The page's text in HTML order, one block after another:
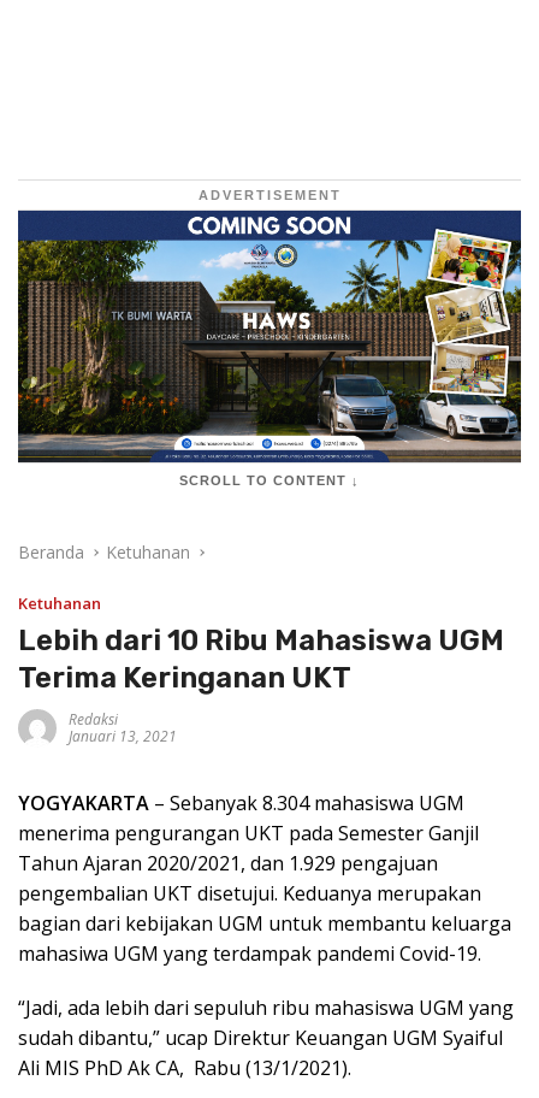
ADVERTISEMENT
SCROLL TO CONTENT ↓
Beranda Ketuhanan
Ketuhanan
Lebih dari 10 Ribu Mahasiswa UGM
Terima Keringanan UKT
Redaksi
Januari 13, 2021
YOGYAKARTA – Sebanyak 8.304 mahasiswa UGM
menerima pengurangan UKT pada Semester Ganjil
Tahun Ajaran 2020/2021, dan 1.929 pengajuan
pengembalian UKT disetujui. Keduanya merupakan
bagian dari kebijakan UGM untuk membantu keluarga
mahasiwa UGM yang terdampak pandemi Covid-19.
“Jadi, ada lebih dari sepuluh ribu mahasiswa UGM yang
sudah dibantu,” ucap Direktur Keuangan UGM Syaiful
Ali MIS PhD Ak CA, Rabu (13/1/2021).